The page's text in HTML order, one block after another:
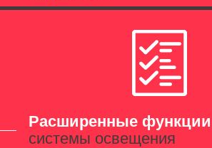
Расширенные функции
системы освещения